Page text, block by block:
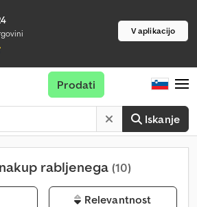
V aplikacijo
Iskanje
Prodati
rabljenega (10)
Relevantnost